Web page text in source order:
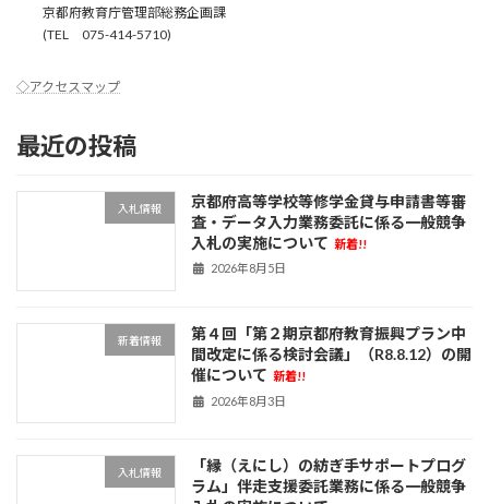
京都府教育庁管理部総務企画課
(TEL 075-414-5710)
◇アクセスマップ
最近の投稿
入札情報
京都府高等学校等修学金貸与申請書等審
査・データ入力業務委託に係る一般競争
入札の実施について 新着!!
2026年8月5日
新着情報
第４回「第２期京都府教育振興プラン中
間改定に係る検討会議」（R8.8.12）の開
催について 新着!!
2026年8月3日
入札情報
「縁（えにし）の紡ぎ手サポートプログ
ラム」伴走支援委託業務に係る一般競争